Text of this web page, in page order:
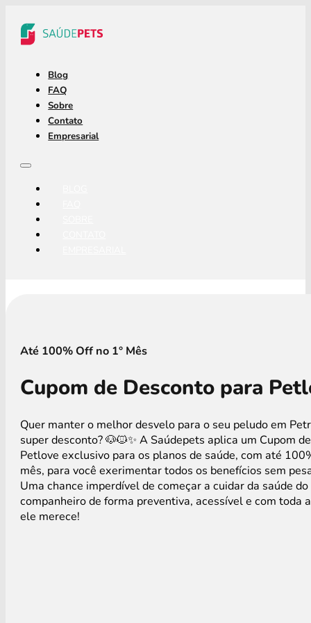
Blog
FAQ
Sobre
Contato
Empresarial
Até 100% Off no 1° Mês
Cupom de Desconto para
Quer manter o melhor desvelo para o seu peludo em
super desconto? 🐶🐱✨ A Saúdepets aplica um Cupom
Petlove exclusivo para os planos de saúde, com até
mês, para você exerimentar todos os benefícios sem
Uma chance imperdível de começar a cuidar da saúde do
companheiro de forma preventiva, acessível e com toda
ele merece!